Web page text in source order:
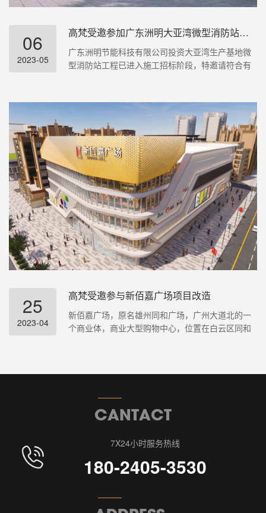
06
2023-05
高梵受邀参加广东洲明大亚湾微型消防站招标
广东洲明节能科技有限公司投资大亚湾生产基地微
型消防站工程已进入施工招标阶段，特邀请符合有
25
2023-04
高梵受邀参与新佰嘉广场项目改造
新佰嘉广场，原名雄州同和广场，广州大道北的一
个商业体，商业大型购物中心，位置在白云区同和
7X24小时服务热线
180-2405-3530